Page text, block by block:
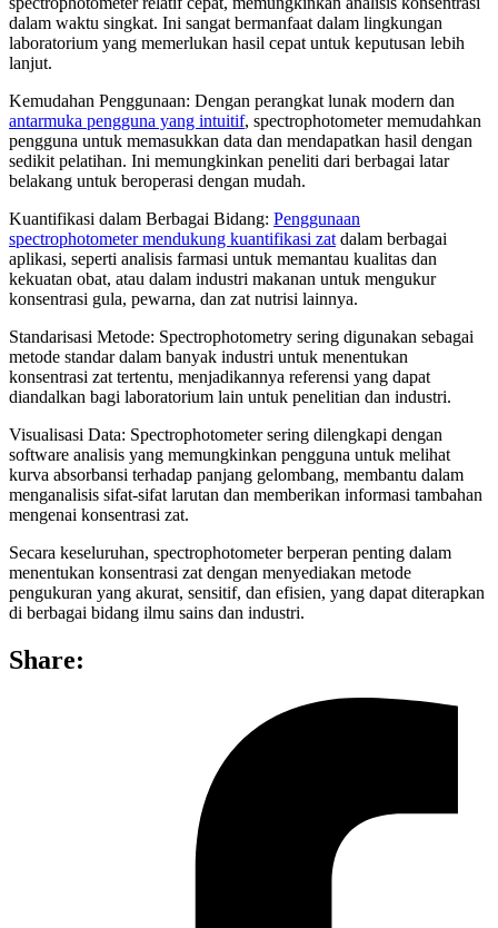
dalam waktu singkat. Ini sangat bermanfaat dalam lingkungan
laboratorium yang memerlukan hasil cepat untuk keputusan lebih
lanjut.
Kemudahan Penggunaan: Dengan perangkat lunak modern dan
antarmuka pengguna yang intuitif, spectrophotometer memudahkan
pengguna untuk memasukkan data dan mendapatkan hasil dengan
sedikit pelatihan. Ini memungkinkan peneliti dari berbagai latar
belakang untuk beroperasi dengan mudah.
Kuantifikasi dalam Berbagai Bidang: Penggunaan
spectrophotometer mendukung kuantifikasi zat dalam berbagai
aplikasi, seperti analisis farmasi untuk memantau kualitas dan
kekuatan obat, atau dalam industri makanan untuk mengukur
konsentrasi gula, pewarna, dan zat nutrisi lainnya.
Standarisasi Metode: Spectrophotometry sering digunakan sebagai
metode standar dalam banyak industri untuk menentukan
konsentrasi zat tertentu, menjadikannya referensi yang dapat
diandalkan bagi laboratorium lain untuk penelitian dan industri.
Visualisasi Data: Spectrophotometer sering dilengkapi dengan
software analisis yang memungkinkan pengguna untuk melihat
kurva absorbansi terhadap panjang gelombang, membantu dalam
menganalisis sifat-sifat larutan dan memberikan informasi tambahan
mengenai konsentrasi zat.
Secara keseluruhan, spectrophotometer berperan penting dalam
menentukan konsentrasi zat dengan menyediakan metode
pengukuran yang akurat, sensitif, dan efisien, yang dapat diterapkan
di berbagai bidang ilmu sains dan industri.
Share: